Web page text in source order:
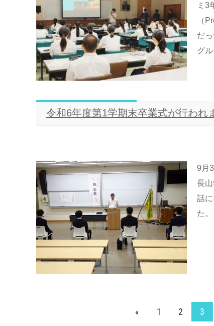
ミ3
（
だ
グ
令和6年度第1学期末卒業式が行われ
9月
長
話
た
« 1 2 3